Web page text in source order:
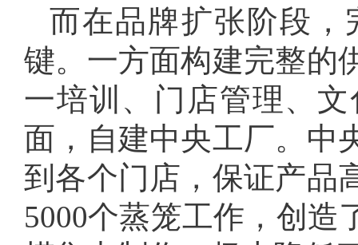
而在品牌扩张阶段
键。一方面构建完整的
一培训、门店管理、
面，自建中央工厂。中
到各个门店，保证产品
5000个蒸笼工作，创造